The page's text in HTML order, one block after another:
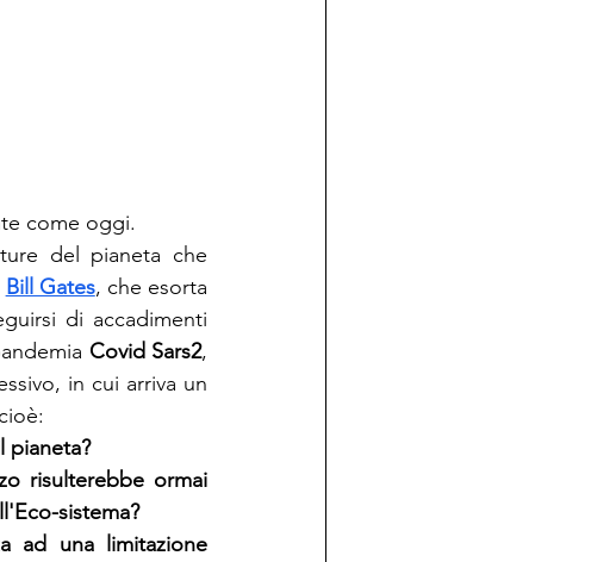
come oggi.
del pianeta che
Bill Gates, che esorta
di accadimenti
Covid Sars2,
in cui arriva un
pianeta?
risulterebbe ormai
sistema?
ad una limitazione